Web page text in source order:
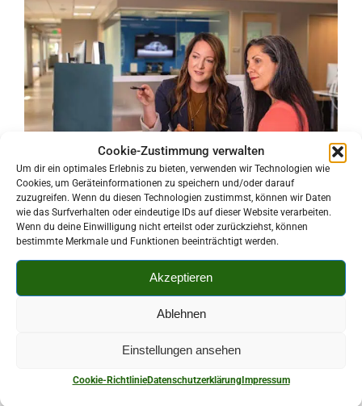
Cookie-Zustimmung verwalten
Um dir ein optimales Erlebnis zu bieten, verwenden wir Technologien wie
Cookies, um Geräteinformationen zu speichern und/oder darauf
zuzugreifen. Wenn du diesen Technologien zustimmst, können wir Daten
wie das Surfverhalten oder eindeutige IDs auf dieser Website verarbeiten.
Wenn du deine Einwilligung nicht erteilst oder zurückziehst, können
bestimmte Merkmale und Funktionen beeinträchtigt werden.
Akzeptieren
Ablehnen
Einstellungen ansehen
Cookie-RichtlinieDatenschutzerklärungImpressum
Kontaktperson:
Ines Reimert